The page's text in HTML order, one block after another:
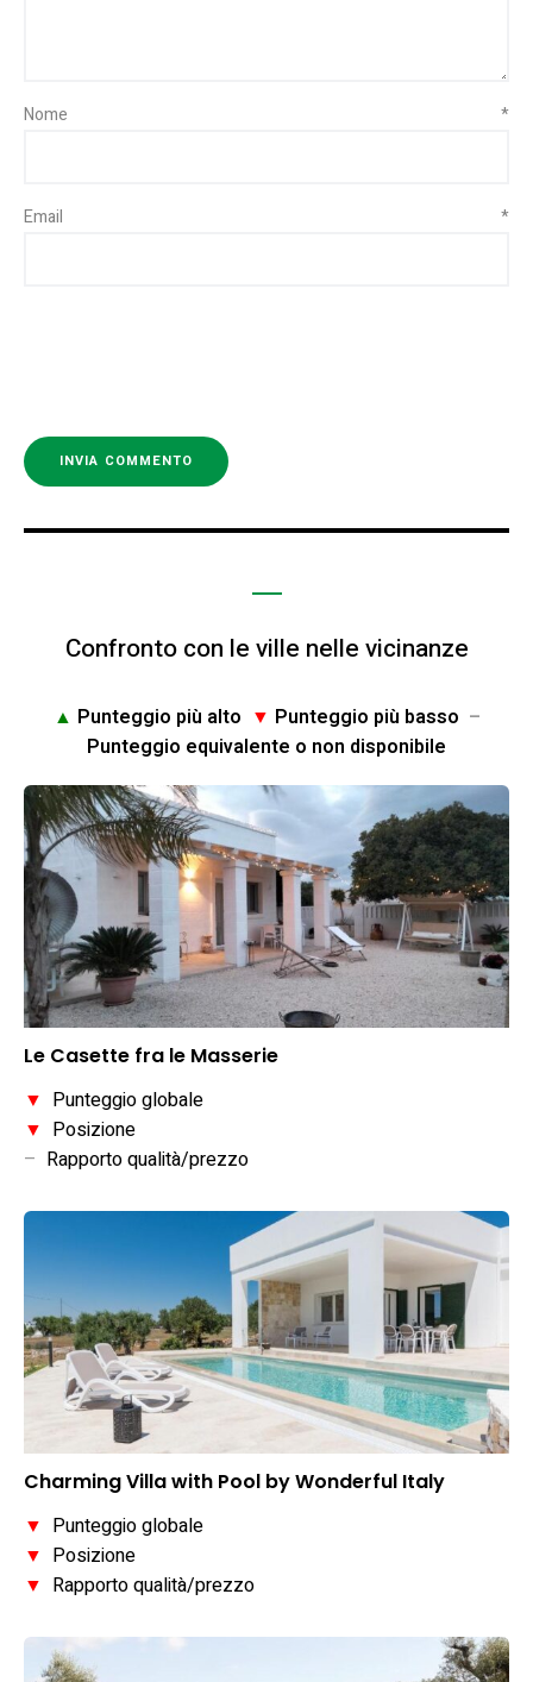
Nome *
Email *
Confronto con le ville nelle vicinanze
▲ Punteggio più alto ▼ Punteggio più basso –
Punteggio equivalente o non disponibile
Le Casette fra le Masserie
▼ Punteggio globale
▼ Posizione
– Rapporto qualità/prezzo
Charming Villa with Pool by Wonderful Italy
▼ Punteggio globale
▼ Posizione
▼ Rapporto qualità/prezzo